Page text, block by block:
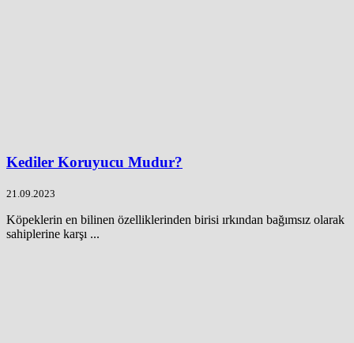
Kediler Koruyucu Mudur?
21.09.2023
Köpeklerin en bilinen özelliklerinden birisi ırkından bağımsız olarak
sahiplerine karşı ...